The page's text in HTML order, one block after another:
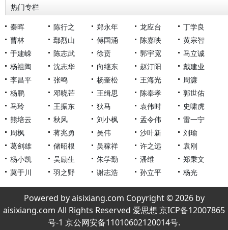
热门专栏
秦晖 陈行之 郑永年 龙应台
丁学良
曹林
鄢烈山 傅国涌 陈嘉映
黄宗智
于建嵘
陈志武 徐贲 郭宇宽
马立诚
杨祖陶
沈志华 向继东 赵汀阳
戴建业
李昌平
张鸣 杨奎松 王海光
周濂
杨鹏
邓晓芒 王缉思 陈奉孝
郭世佑
马玲
王振东 狄马 袁伟时
史啸虎
熊培云
秋风 刘小枫 孟令伟
雷一宁
周枫
蒋兆勇 吴伟 沙叶新
刘瑜
葛剑雄
储昭根 吴稼祥 许之远
袁刚
杨小凯
吴励生 朱学勤 潘维
郑秉文
莫于川
羽之野 谢志浩 孙立平 杨光
Powered by aisixiang.com Copyright © 2026 by
aisixiang.com All Rights Reserved 爱思想 京ICP备12007865
号-1 京公网安备11010602120014号.